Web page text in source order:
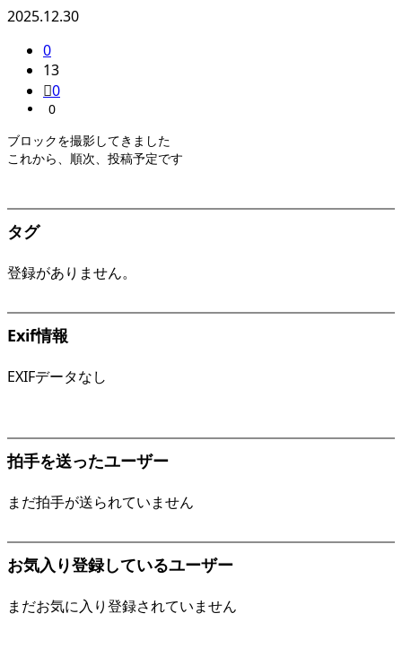
2025.12.30
0
13
0
0
ブロックを撮影してきました
これから、順次、投稿予定です
タグ
登録がありません。
Exif情報
EXIFデータなし
拍手を送ったユーザー
まだ拍手が送られていません
お気入り登録しているユーザー
まだお気に入り登録されていません